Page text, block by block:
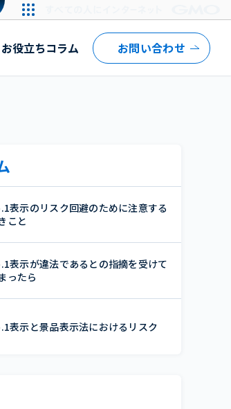
をご紹介
お役立ちコラム お問い合わせ
表示のリスク回避のために注意する
こと
表示が違法であるとの指摘を受けて
ったら
表示と景品表示法におけるリスク